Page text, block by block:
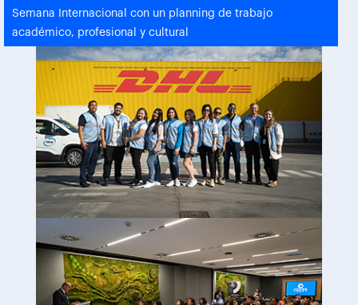
Semana Internacional con un planning de trabajo
académico, profesional y cultural